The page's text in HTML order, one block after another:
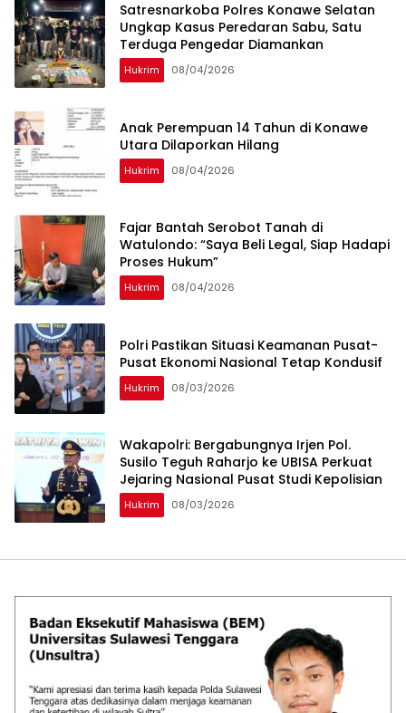
Satresnarkoba Polres Konawe Selatan
Ungkap Kasus Peredaran Sabu, Satu
Terduga Pengedar Diamankan
Hukrim 08/04/2026
Anak Perempuan 14 Tahun di Konawe
Utara Dilaporkan Hilang
Hukrim 08/04/2026
‎Fajar Bantah Serobot Tanah di
Watulondo: “Saya Beli Legal, Siap Hadapi
Proses Hukum”
Hukrim 08/04/2026
Polri Pastikan Situasi Keamanan Pusat-
Pusat Ekonomi Nasional Tetap Kondusif
Hukrim 08/03/2026
Wakapolri: Bergabungnya Irjen Pol.
Susilo Teguh Raharjo ke UBISA Perkuat
Jejaring Nasional Pusat Studi Kepolisian
Hukrim 08/03/2026